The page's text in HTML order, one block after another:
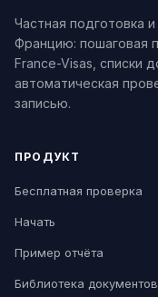
Частная подготовка
Францию: пошаговая
France-Visas, списки
автоматическая
записью.
ПРОДУКТ
Бесплатная проверка
Начать
Пример отчёта
Библиотека документов